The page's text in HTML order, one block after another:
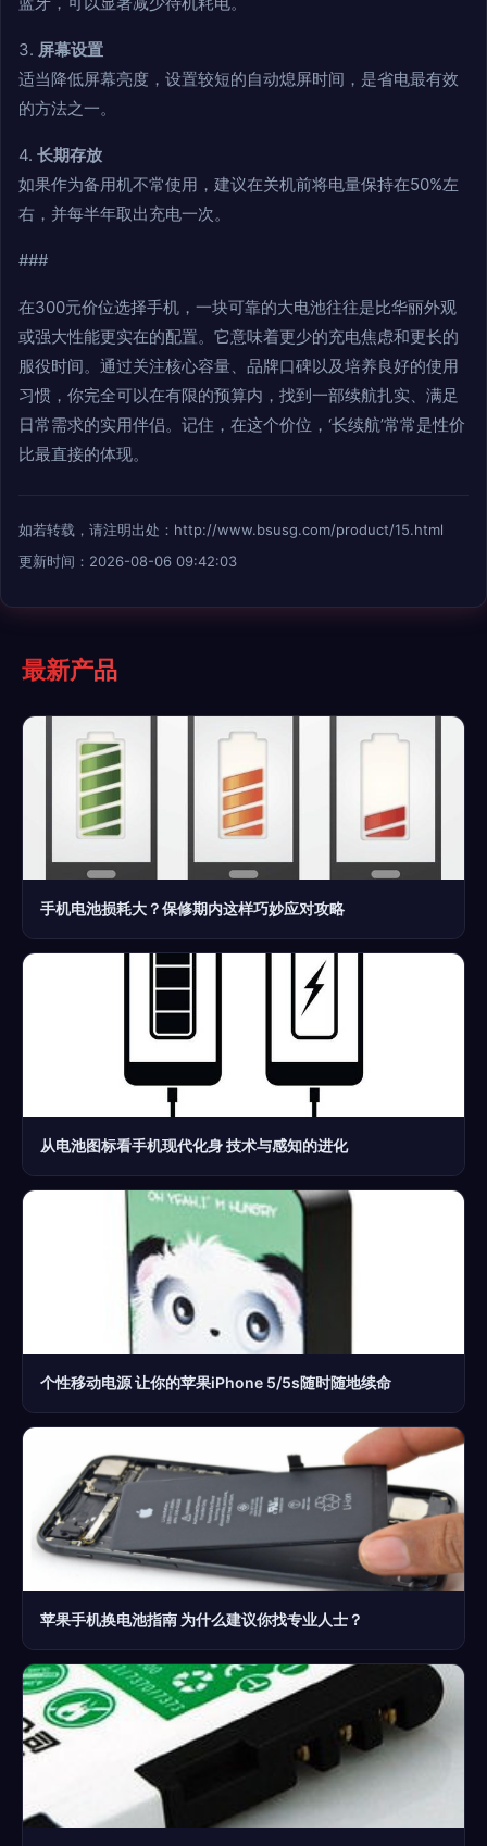
3. 屏幕设置
适当降低屏幕亮度，设置较短的自动熄屏时间，是省电最有效
的方法之一。
4. 长期存放
如果作为备用机不常使用，建议在关机前将电量保持在50%左
右，并每半年取出充电一次。
###
在300元价位选择手机，一块可靠的大电池往往是比华丽外观
或强大性能更实在的配置。它意味着更少的充电焦虑和更长的
服役时间。通过关注核心容量、品牌口碑以及培养良好的使用
习惯，你完全可以在有限的预算内，找到一部续航扎实、满足
日常需求的实用伴侣。记住，在这个价位，‘长续航’常常是性价
比最直接的体现。
如若转载，请注明出处：http://www.bsusg.com/product/15.html
更新时间：2026-08-06 09:42:03
最新产品
手机电池损耗大？保修期内这样巧妙应对攻略
从电池图标看手机现代化身 技术与感知的进化
个性移动电源 让你的苹果iPhone 5/5s随时随地续命
苹果手机换电池指南 为什么建议你找专业人士？